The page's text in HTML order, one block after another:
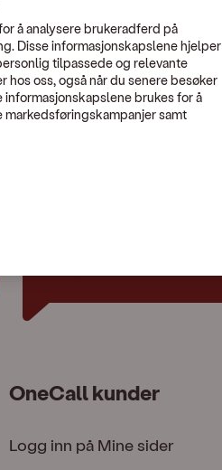
feil skjedde.
479 44 444
OneCall kunder
Logg inn på Mine sider
å analysere brukeradferd på
Disse informasjonskapslene hjelper
tilpassede og relevante
hos oss, også når du senere besøker
brukes for å
samt